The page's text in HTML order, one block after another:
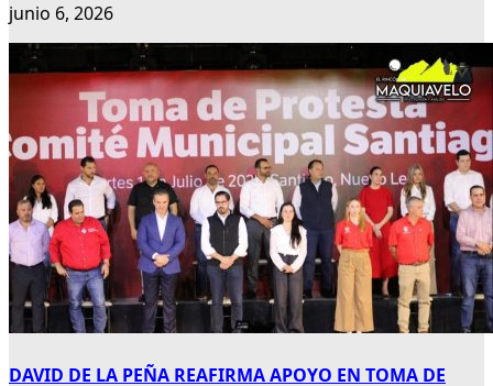
junio 6, 2026
DAVID DE LA PEÑA REAFIRMA APOYO EN TOMA DE